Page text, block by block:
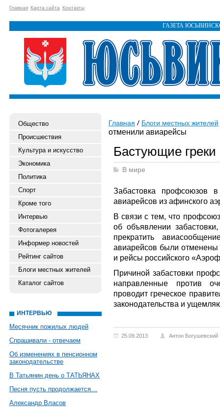
Главная Карта сайта Контакты
ГАЗЕТА
Общество
Происшествия
Культура и искусство
Экономика
Политика
Спорт
Кроме того
Интервью
Фотогалерея
Информер новостей
Рейтинг сайтов
Блоги местных жителей
Каталог сайтов
ИНТЕРВЬЮ
Месячник пожилых людей
Спрашивали - отвечаем
Об изменениях в пенсионном
законодательстве
В Татьянин день о ТАТЬЯНАХ
Песня пусть продолжается…
Александр Власов
Главная Блоги местных жителей
отменили авиарейсы
Бастующие
В мире
Забастовка профсоюзов
авиарейсов из афинского
В связи с тем, что
об объявлении
прекратить
авиарейсов были отменены
и рейсы российского
Причиной забастовки
направленные против
проводит греческое
законодательства и
25.09.2013 Антон Богушевский